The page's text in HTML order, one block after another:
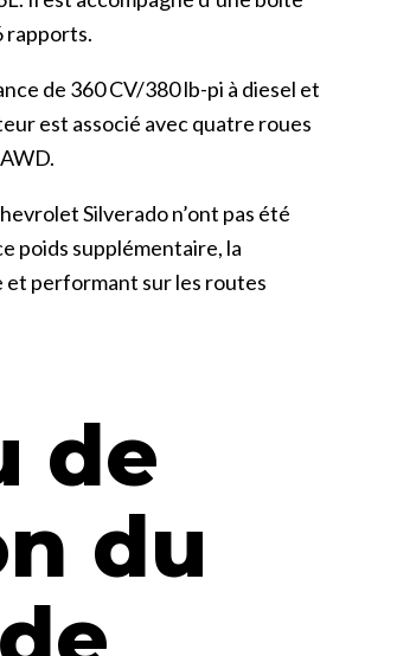
rapports.
de 360 CV/380 lb-pi à diesel et
est associé avec quatre roues
Silverado n’ont pas été
poids supplémentaire, la
et performant sur les routes
de
du